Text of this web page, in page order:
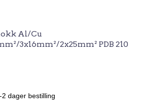
Al/Cu
3x16mm²/2x25mm² PDB 210
dager bestilling